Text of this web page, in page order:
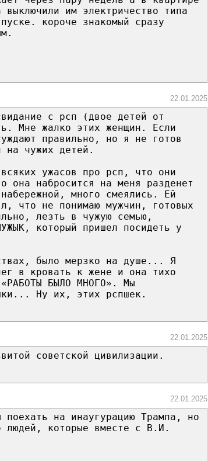
им электричество типа
короче знакомый сразу
22.01.2025
с рсп (двое детей от
Мне жалко этих женщин. Если
правильно, но я не готов
на чужих детей.
ужасов про рсп, что они
набросится на меня разденет
много смеялись. Ей
что не понимаю мужчин, готовых
лезть в чужую семью,
который пришел посидеть у
было мерзко на душе... Я
в кровать к жене и она тихо
БЫЛО МНОГО». Мы
Ну их, этих рспшек.
22.01.2025
советской цивилизации.
22.01.2025
поехать на инаугурацию Трампа, но
людей, которые вместе с В.И.